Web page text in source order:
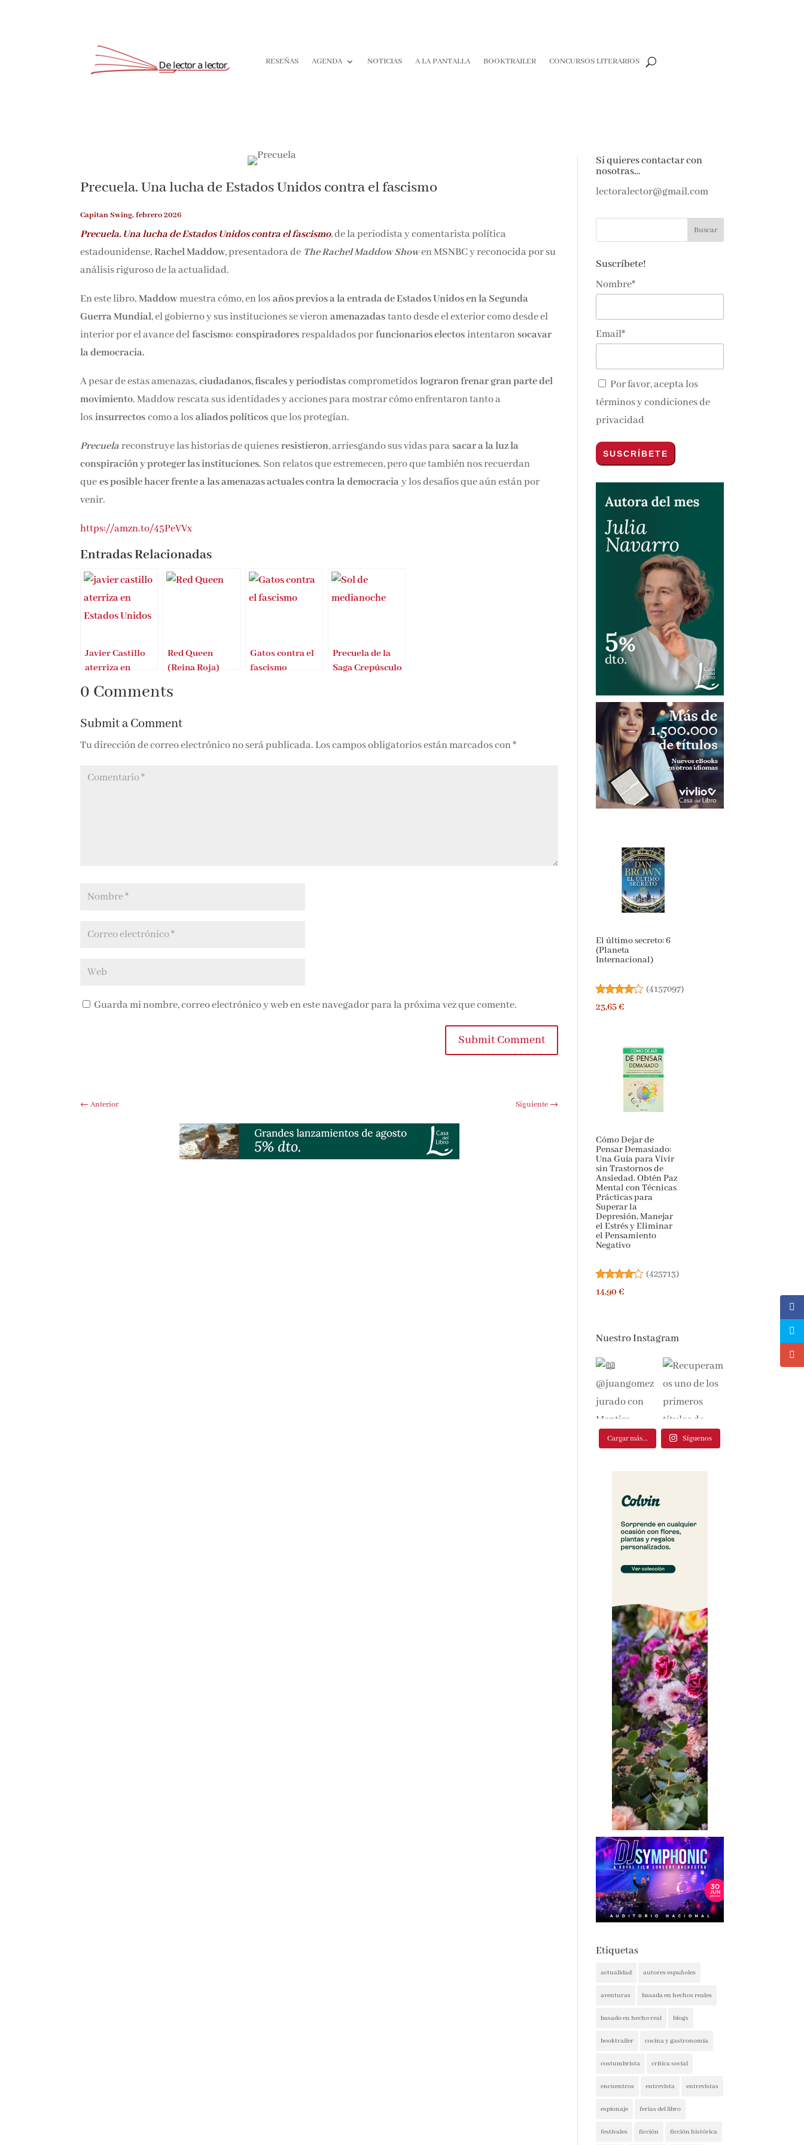
RESEÑAS AGENDA NOTICIAS A LA PANTALLA BOOKTRAILER CONCURSOS LITERARIOS
Precuela. Una lucha de Estados Unidos contra el fascismo
Capitan Swing, febrero 2026
Precuela. Una lucha de Estados Unidos contra el fascismo, de la periodista y comentarista política
estadounidense,Rachel Maddow, presentadora de The Rachel Maddow Showen MSNBC y reconocida por su
análisis riguroso de la actualidad.
En este libro,Maddowmuestra cómo, en losaños previos a la entrada de Estados Unidos en la Segunda
Guerra Mundial, el gobierno y sus instituciones se vieronamenazadastanto desde el exterior como desde el
interior por el avance delfascismo:conspiradoresrespaldados porfuncionarios electosintentaronsocavar
la democracia.
A pesar de estas amenazas,ciudadanos, fiscales y periodistascomprometidoslograron frenar gran parte del
movimiento. Maddow rescata sus identidades y acciones para mostrar cómo enfrentaron tanto a
losinsurrectoscomo a losaliados políticosque los protegían.
Precuela reconstruye las historias de quienesresistieron, arriesgando sus vidas parasacar a la luz la
conspiración y proteger las instituciones. Son relatos que estremecen, pero que también nos recuerdan
quees posible hacer frente a las amenazas actuales contra la democraciay los desafíos que aún están por
venir.
https://amzn.to/45PeVVx
Entradas Relacionadas
Javier Castillo
aterriza en
Red Queen
(Reina Roja)
Estados Unidos y
Gatos contra el
fascismo
Precuela de la
Saga Crepúsculo
0 Comments
Submit a Comment
Tu dirección de correo electrónico no será publicada. Los campos obligatorios están marcados con*
Guarda mi nombre, correo electrónico y web en este navegador para la próxima vez que comente.
Submit Comment
←Anterior Siguiente→
Si quieres contactar con
nosotras…
lectoralector@gmail.com
Suscríbete!
Nombre*
Email*
Por favor, acepta los
términos y condiciones de
privacidad
El último secreto: 6
(Planeta
Internacional)
(4157097)
23,65 €
Cómo Dejar de
Pensar Demasiado:
Una Guía para Vivir
sin Trastornos de
Ansiedad. Obtén Paz
Mental con Técnicas
Prácticas para
Superar la
Depresión, Manejar
el Estrés y Eliminar
el Pensamiento
Negativo
(425713)
14,90 €
Nuestro Instagram
Cargar más... Síguenos
Etiquetas
actualidad autores españoles
aventuras basada en hechos reales
basado en hecho real blogs
booktrailer cocina y gastronomía
costumbrista crítica social
encuentros entrevista entrevistas
espionaje ferias del libro
festivales ficción ficción histórica